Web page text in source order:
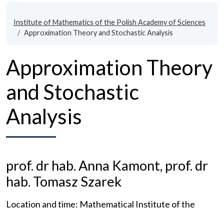
Institute of Mathematics of the Polish Academy of Sciences
Approximation Theory and Stochastic Analysis
Approximation Theory
and Stochastic
Analysis
prof. dr hab. Anna Kamont, prof. dr
hab. Tomasz Szarek
Location and time: Mathematical Institute of the